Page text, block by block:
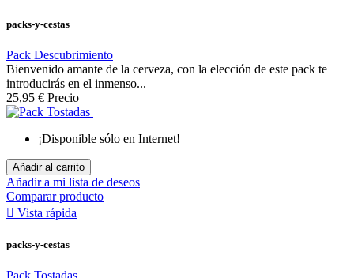
packs-y-cestas
Pack Descubrimiento
Bienvenido amante de la cerveza, con la elección de este pack te
introducirás en el inmenso...
25,95 € Precio
¡Disponible sólo en Internet!
Añadir al carrito
Añadir a mi lista de deseos
Comparar producto
 Vista rápida
packs-y-cestas